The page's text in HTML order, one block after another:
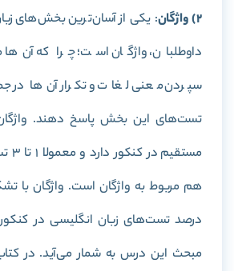
2) واژگان
: یکی از آسان‌ترین بخش‌های
داوطلبان، واژگان است؛ چرا که آن‌ها
سپردن معنی لغات و تکرار آن‌ها در
درصد تست‌های زبان انگلیسی در
مبحث این درس به شمار می‌آید. در